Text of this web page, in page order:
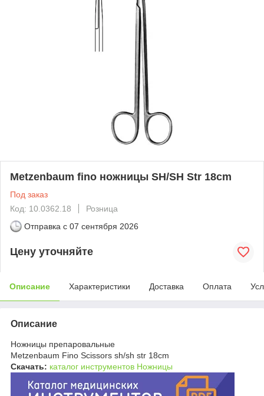
Metzenbaum fino ножницы SH/SH Str 18cm
Под заказ
Код: 10.0362.18
Розница
Отправка с 07 сентября 2026
Цену уточняйте
Описание Характеристики Доставка Оплата
Описание
Ножницы препаровальные
Metzenbaum Fino Scissors sh/sh str 18cm
Скачать: каталог инструментов Ножницы